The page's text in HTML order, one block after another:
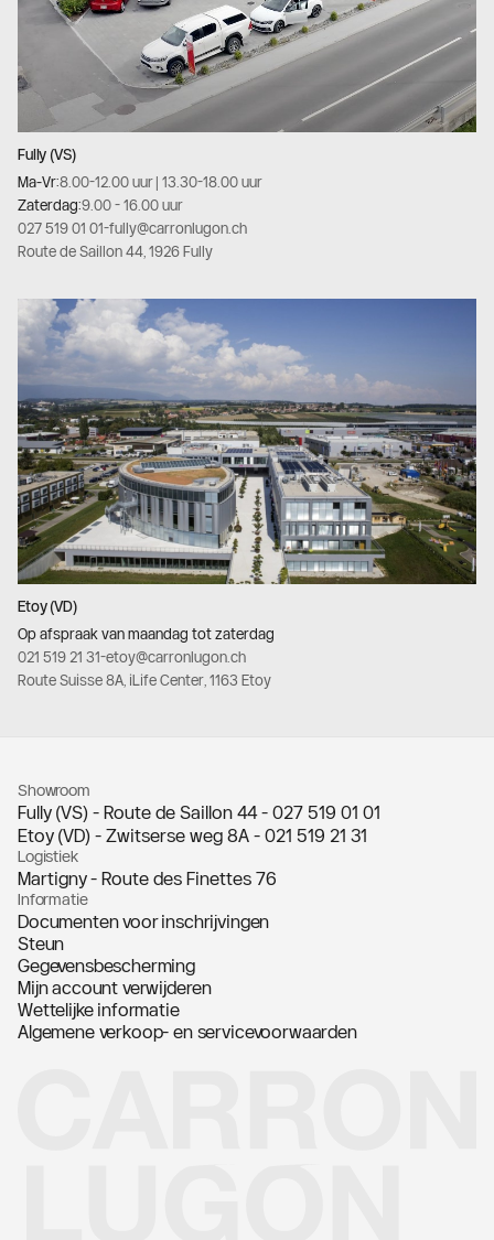
Fully (VS)
Ma-Vr:8.00-12.00 uur | 13.30-18.00 uur
Zaterdag:9.00 - 16.00 uur
027 519 01 01-fully@carronlugon.ch
Route de Saillon 44, 1926 Fully
Etoy (VD)
Op afspraak van maandag tot zaterdag
021 519 21 31-etoy@carronlugon.ch
Route Suisse 8A, iLife Center, 1163 Etoy
Showroom
Fully (VS) - Route de Saillon 44 - 027 519 01 01
Etoy (VD) - Zwitserse weg 8A - 021 519 21 31
Logistiek
Martigny - Route des Finettes 76
Informatie
Documenten voor inschrijvingen
Steun
Gegevensbescherming
Mijn account verwijderen
Wettelijke informatie
Algemene verkoop- en servicevoorwaarden